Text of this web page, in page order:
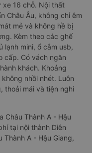
xe 16 chỗ. Nội thất
Châu Âu, không chỉ êm
mẻ và không hề bị
Kèm theo các ghế
lạnh mini, ổ cắm usb,
cấp. Có vách ngăn
khách. Khoảng
nhồi nhét. Luôn
thoải mái và tiện nghi
Châu Thành A - Hậu
tại nội thành Diên
Thành A - Hậu Giang,